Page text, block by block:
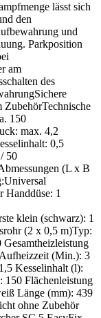
lässt sich
den
und
Parkposition
am
des
150
max. 4,2
0,5
50
(L x B
Handdüse: 1
klein (schwarz): 1
(2 x 0,5 m)Typ:
(Min.): 3
Kesselinhalt (l):
150 Flächenleistung
Länge (mm): 439
ohne Zubehör